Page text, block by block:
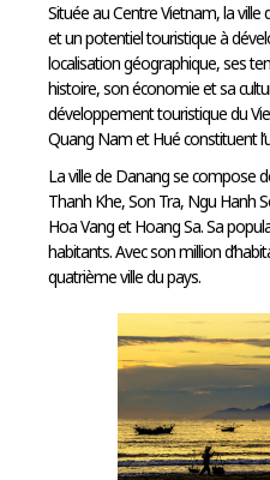
Située au Centre Vietnam, la
et un potentiel touristique à
localisation géographique, ses
histoire, son économie et sa
développement touristique du
Quang Nam et Hué constituent
La ville de Danang se compose
Thanh Khe, Son Tra, Ngu Hanh
Hoa Vang et Hoang Sa. Sa
habitants. Avec son million
quatrième ville du pays.